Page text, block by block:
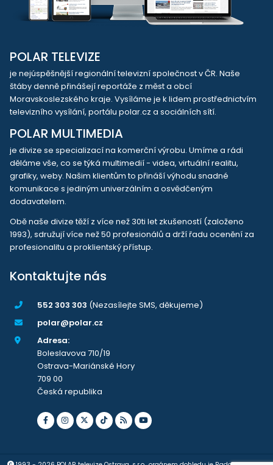
POLAR TELEVIZE
je nejúspěšnější regionální televizní společnost v ČR. Naše
štáby denně přinášejí reportáže z měst a obcí
Moravskoslezského kraje. Vysíláme je k lidem prostřednictvím
televizního vysílání, portálu polar.cz a sociálních sítí.
POLAR MULTIMEDIA
je divize se specializací na komerční výrobu. Umíme a rádi
děláme vše, co se týká multimedií - videa, virtuální realitu,
grafiky, weby. Našim klientům to přináší výhodu snadné
komunikace s jediným univerzálním a osvědčeným
dodavatelem.
Obě naše divize těží z více než 30ti let zkušeností (založeno
1993), sdružují více než 50 profesionálů a drží řadu ocenění za
profesionalitu a proklientský přístup.
Kontaktujte nás
552 303 303 (Nezasílejte SMS, děkujeme)
polar@polar.cz
Adresa:
Boleslavova 710/19
Ostrava-Mariánské Hory
709 00
Česká republika